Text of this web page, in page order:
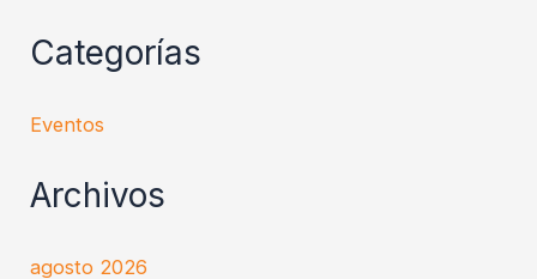
Categorías
Eventos
Archivos
agosto 2026